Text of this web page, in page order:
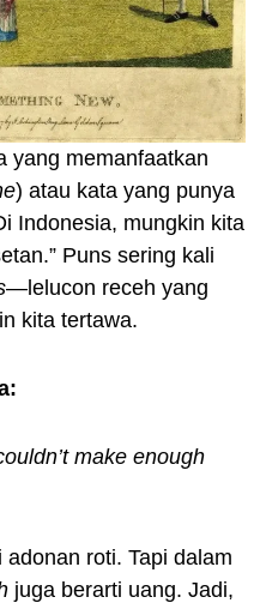
yang memanfaatkan
) atau kata yang punya
Indonesia, mungkin kita
Puns sering kali
—lelucon receh yang
kita tertawa.
make enough
adonan roti. Tapi dalam
juga berarti uang. Jadi,